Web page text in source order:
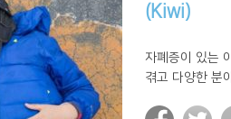
(Kiwi)
자폐증이 있는
겪고 다양한 분